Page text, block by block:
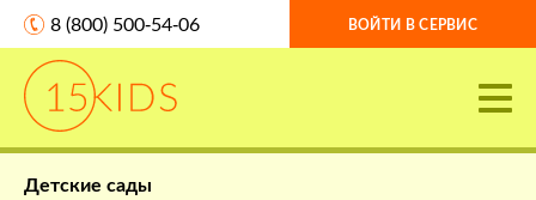
8 (800) 500-54-06 ВОЙТИ В СЕРВИС
Детские сады